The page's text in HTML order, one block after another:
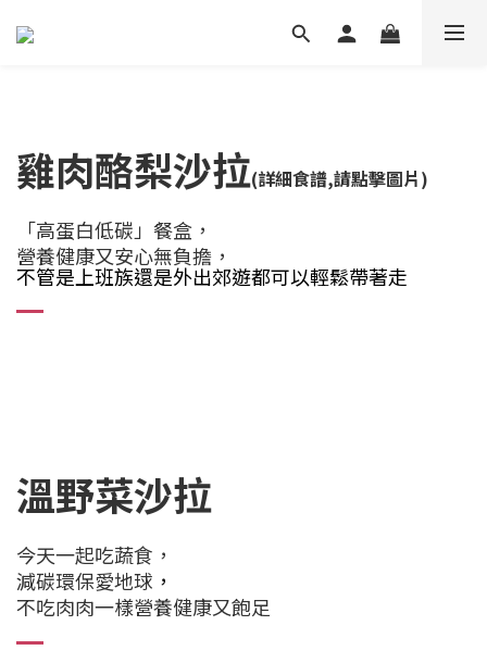
雞肉酪梨沙拉(詳細食譜,請點擊圖片)
「高蛋白低碳」餐盒，
營養健康又安心無負擔，
不管是上班族還是外出郊遊都可以輕鬆帶著走
溫野菜沙拉
今天一起吃蔬食，
減碳環保愛地球 ，
不吃肉肉一樣營養健康又飽足